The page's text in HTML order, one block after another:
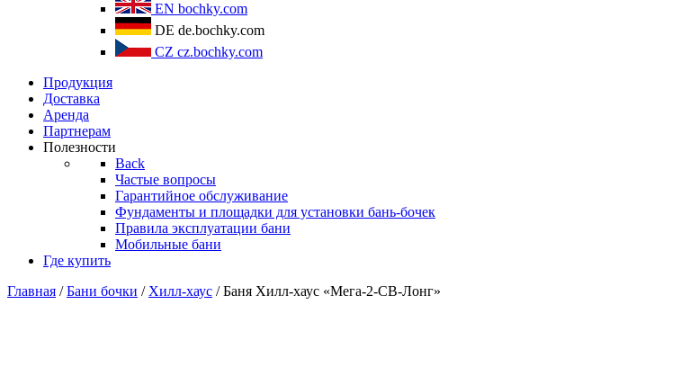
EN bochky.com
DE de.bochky.com
CZ cz.bochky.com
Продукция
Доставка
Аренда
Партнерам
Полезности
Back
Частые вопросы
Гарантийное обслуживание
Фундаменты и площадки для установки бань-бочек
Правила эксплуатации бани
Мобильные бани
Где купить
Главная /Бани бочки / Хилл-хаус / Баня Хилл-хаус «Мега-2-СВ-Лонг»